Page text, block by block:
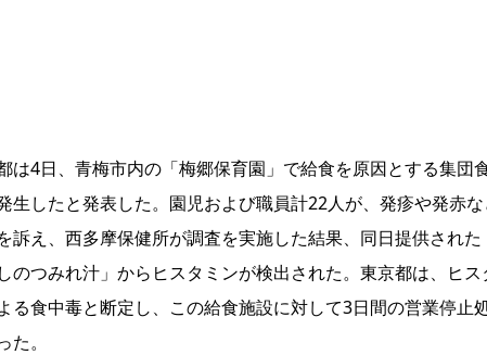
は4日、青梅市内の「梅郷保育園」で給食を原因とする集団
生したと発表した。園児および職員計22人が、発疹や発赤
訴え、西多摩保健所が調査を実施した結果、同日提供された
のつみれ汁」からヒスタミンが検出された。東京都は、ヒス
る食中毒と断定し、この給食施設に対して3日間の営業停止
た。